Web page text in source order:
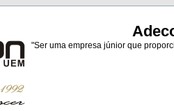
"Ser uma empresa júnior que